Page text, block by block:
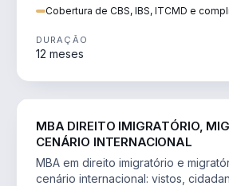
Cobertura de CBS, IBS, ITCMD e
DURAÇÃO
12 meses
MBA DIREITO IMIGRATÓRIO,
CENÁRIO INTERNACIONAL
MBA em direito imigratório e
cenário internacional: vistos,